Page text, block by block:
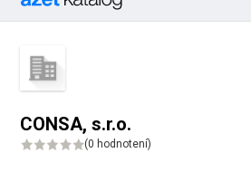
CONSA, s.r.o.
(0 hodnotení)